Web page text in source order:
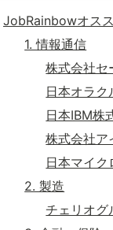
JobRainbowオス
1. 情報通信
株式会社セ
日本オラク
日本IBM株
株式会社ア
日本マイク
2. 製造
チェリオグ